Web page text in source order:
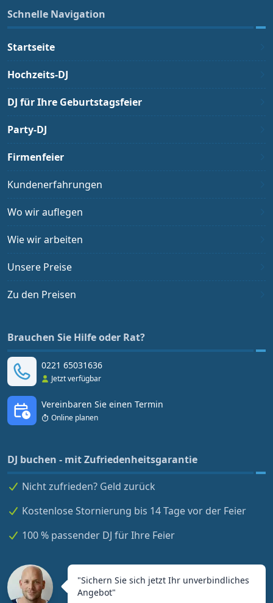
Schnelle Navigation
Startseite
Hochzeits-DJ
DJ für Ihre Geburtstagsfeier
Party-DJ
Firmenfeier
Kundenerfahrungen
Wo wir auflegen
Wie wir arbeiten
Unsere Preise
Zu den Preisen
Brauchen Sie Hilfe oder Rat?
0221 65031636
Jetzt verfügbar
Vereinbaren Sie einen Termin
Online planen
DJ buchen - mit Zufriedenheitsgarantie
Nicht zufrieden? Geld zurück
Kostenlose Stornierung bis 14 Tage vor der Feier
100 % passender DJ für Ihre Feier
"Sichern Sie sich jetzt Ihr unverbindliches
Angebot"